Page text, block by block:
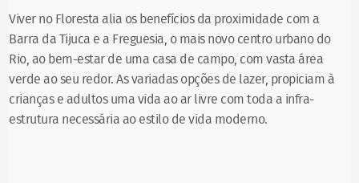
Viver no Floresta alia os benefícios da proximidade com a
Barra da Tijuca e a Freguesia, o mais novo centro urbano do
Rio, ao bem-estar de uma casa de campo, com vasta área
verde ao seu redor. As variadas opções de lazer, propiciam à
crianças e adultos uma vida ao ar livre com toda a infra-
estrutura necessária ao estilo de vida moderno.